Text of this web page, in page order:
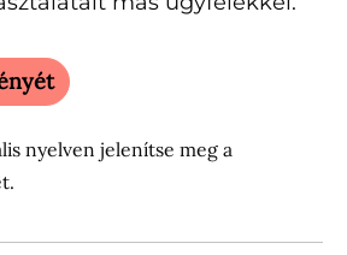
nyelven jelenítse meg a